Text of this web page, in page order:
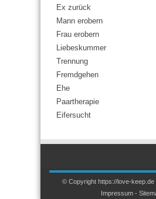
Ex zurück
Mann erobern
Frau erobern
Liebeskummer
Trennung
Fremdgehen
Ehe
Paartherapie
Eifersucht
© Copyright https://love-keep.de
Impressum -